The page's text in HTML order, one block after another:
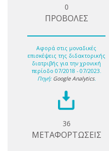
0
ΠΡΟΒΟΛΕΣ
Αφορά στις μοναδικές
επισκέψεις της διδακτορικής
διατριβής για την χρονική
περίοδο 07/2018 - 07/2023.
Πηγή: Google Analytics.
36
ΜΕΤΑΦΟΡΤΩΣΕΙΣ